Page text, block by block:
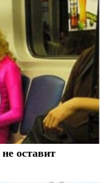
оставит